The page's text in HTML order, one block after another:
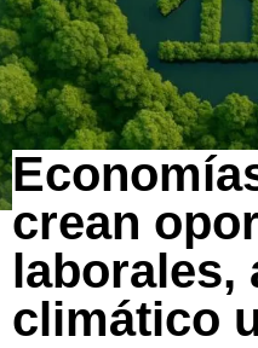
crean
laborales,
climático